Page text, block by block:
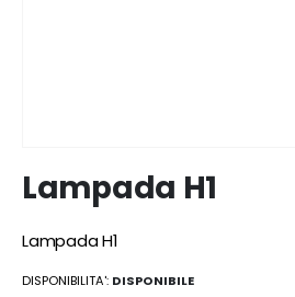
all'inizio
della
di
immagini
Lampada H1
Lampada H1
DISPONIBILITA': DISPONIBILE